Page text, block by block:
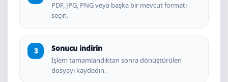
PDF, JPG, PNG veya başka bir mevcut formatı
seçin.
Sonucu indirin
İşlem tamamlandıktan sonra dönüştürülen
dosyayı kaydedin.